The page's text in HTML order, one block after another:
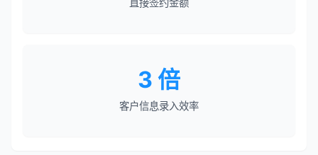
直接签约金额
3 倍
客户信息录入效率